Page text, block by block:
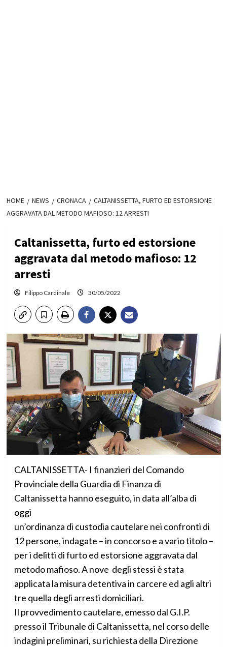
HOME NEWS CRONACA
CALTANISSETTA, FURTO ED ESTORSIONE
AGGRAVATA DAL METODO MAFIOSO: 12 ARRESTI
Caltanissetta, furto ed estorsione
aggravata dal metodo mafioso: 12
arresti
Filippo Cardinale 30/05/2022
CALTANISSETTA- I finanzieri del Comando
Provinciale della Guardia di Finanza di
Caltanissetta hanno eseguito, in data all’alba di
oggi
un’ordinanza di custodia cautelare nei confronti di
12 persone, indagate – in concorso e a vario titolo –
per i delitti di furto ed estorsione aggravata dal
metodo mafioso. A nove degli stessi è stata
applicata la misura detentiva in carcere ed agli altri
tre quella degli arresti domiciliari.
Il provvedimento cautelare, emesso dal G.I.P.
presso il Tribunale di Caltanissetta, nel corso delle
indagini preliminari, su richiesta della Direzione